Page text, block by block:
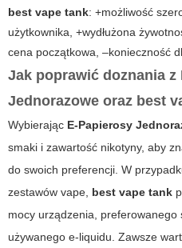
best vape tank: +możliwość
użytkownika, +wydłużona
cena początkowa, –konieczność
Jak poprawić doznania z
Jednorazowe oraz best
Wybierając E-Papierosy
smaki i zawartość nikotyny, aby
do swoich preferencji. W
zestawów vape, best vape tank
mocy urządzenia, preferowanego
używanego e-liquidu. Zawsze